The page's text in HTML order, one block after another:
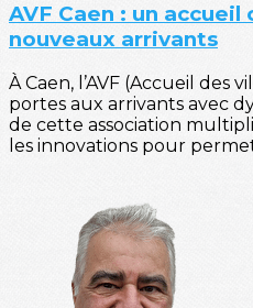
AVF Caen : un
nouveaux arrivants
À Caen, l’AVF (Accueil des
portes aux arrivants avec
de cette association
les innovations pour